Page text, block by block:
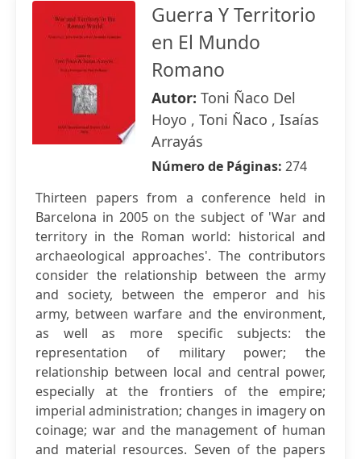
Guerra Y Territorio
en El Mundo
Romano
Autor: Toni Ñaco Del
Hoyo , Toni Ñaco , Isaías
Arrayás
Número de Páginas: 274
Thirteen papers from a conference held in
Barcelona in 2005 on the subject of 'War and
territory in the Roman world: historical and
archaeological approaches'. The contributors
consider the relationship between the army
and society, between the emperor and his
army, between warfare and the environment,
as well as more specific subjects: the
representation of military power; the
relationship between local and central power,
especially at the frontiers of the empire;
imperial administration; changes in imagery on
coinage; war and the management of human
and material resources. Seven of the papers